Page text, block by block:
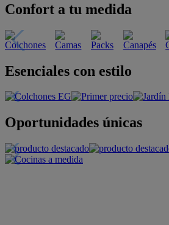
Confort a tu medida
Esenciales con estilo
Oportunidades únicas